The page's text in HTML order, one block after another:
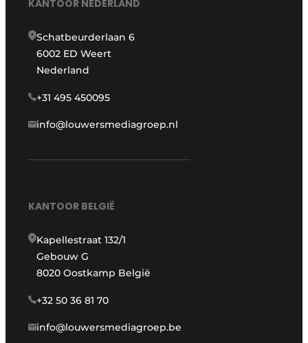
KANTOOR NEDERLAND
Schatbeurderlaan 6
6002 ED Weert
Nederland
+31 495 450095
info@louwersmediagroep.nl
KANTOOR BELGIË
Kapellestraat 132/1
Gebouw G
8020 Oostkamp België
+32 50 36 81 70
info@louwersmediagroep.be